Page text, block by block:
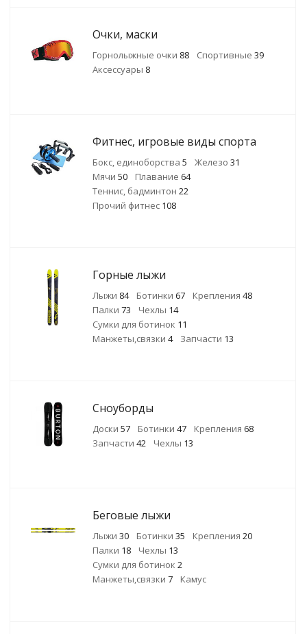
Очки, маски
Горнолыжные очки 88 Спортивные 39
Аксессуары 8
Фитнес, игровые виды спорта
Бокс, единоборства 5 Железо 31
Мячи 50 Плавание 64
Теннис, бадминтон 22
Прочий фитнес 108
Горные лыжи
Лыжи 84 Ботинки 67 Крепления 48
Палки 73 Чехлы 14
Сумки для ботинок 11
Манжеты,связки 4 Запчасти 13
Сноуборды
Доски 57 Ботинки 47 Крепления 68
Запчасти 42 Чехлы 13
Беговые лыжи
Лыжи 30 Ботинки 35 Крепления 20
Палки 18 Чехлы 13
Сумки для ботинок 2
Манжеты,связки 7 Камус